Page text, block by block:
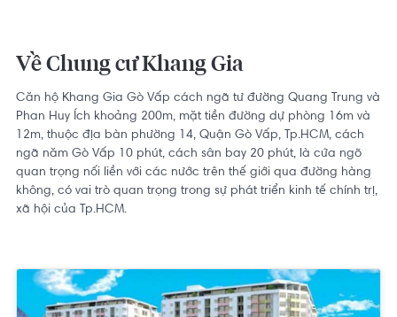
Về Chung cư Khang Gia
Căn hộ Khang Gia Gò Vấp cách ngã tư đường Quang Trung và
Phan Huy Ích khoảng 200m, mặt tiền đường dự phòng 16m và
12m, thuộc địa bàn phường 14, Quận Gò Vấp, Tp.HCM, cách
ngã năm Gò Vấp 10 phút, cách sân bay 20 phút, là cửa ngõ
quan trọng nối liền với các nước trên thế giới qua đường hàng
không, có vai trò quan trọng trong sự phát triển kinh tế chính trị,
xã hội của Tp.HCM.